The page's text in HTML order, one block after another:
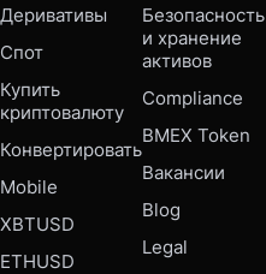
Деривативы
Спот
Купить
криптовалюту
Конвертировать
Mobile
XBTUSD
ETHUSD
Безопасность
и хранение
активов
Compliance
BMEX Token
Вакансии
Blog
Legal